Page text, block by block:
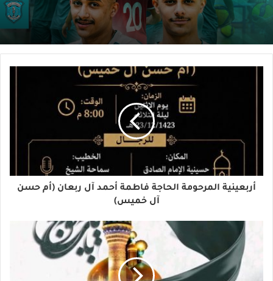
أربعينية المرحومة الحاجة فاطمة أحمد آل ربعان (أم حسن
آل خميس)